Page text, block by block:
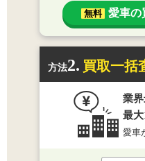
無料 愛車の
方法2. 買取一括
業界
最
愛車